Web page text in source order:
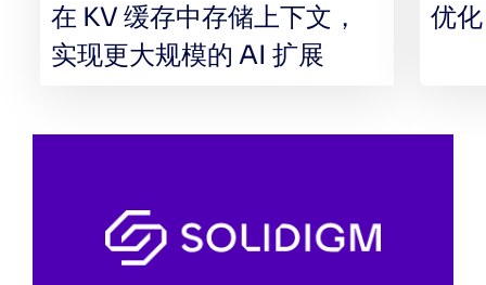
在 KV 缓存中存储上下文，
实现更大规模的 AI 扩展
优